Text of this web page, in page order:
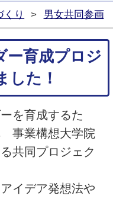
り > 男女共同参画
ー育成プロジ
した！
を育成するた
事業構想大学院
共同プロジェク
イデア発想法や